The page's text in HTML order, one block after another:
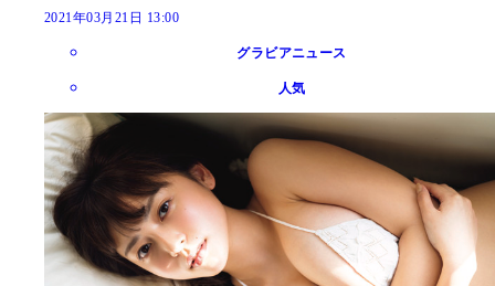
2021年03月21日 13:00
グラビアニュース
人気